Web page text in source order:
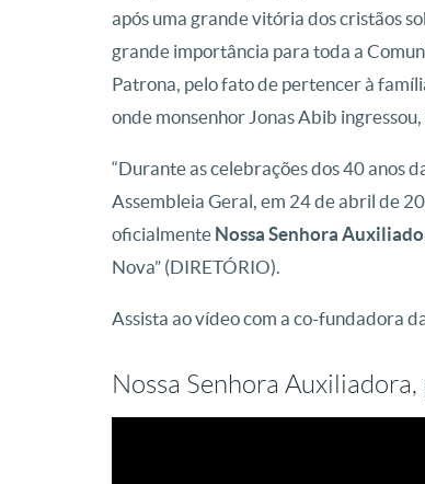
após uma grande vitória dos cristãos
grande importância para toda a
Patrona, pelo fato de pertencer à
onde monsenhor Jonas Abib
“Durante as celebrações dos 40 anos
Assembleia Geral, em 24 de abril de
oficialmente Nossa Senhora
Nova” (DIRETÓRIO).
Assista ao vídeo com a co-fundadora
Nossa Senhora